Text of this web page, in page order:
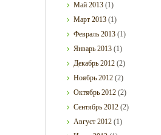
Май2013 (1)
Март2013 (1)
Февраль2013 (1)
Январь2013 (1)
Декабрь2012 (2)
Ноябрь2012 (2)
Октябрь2012 (2)
Сентябрь2012 (2)
Август2012 (1)